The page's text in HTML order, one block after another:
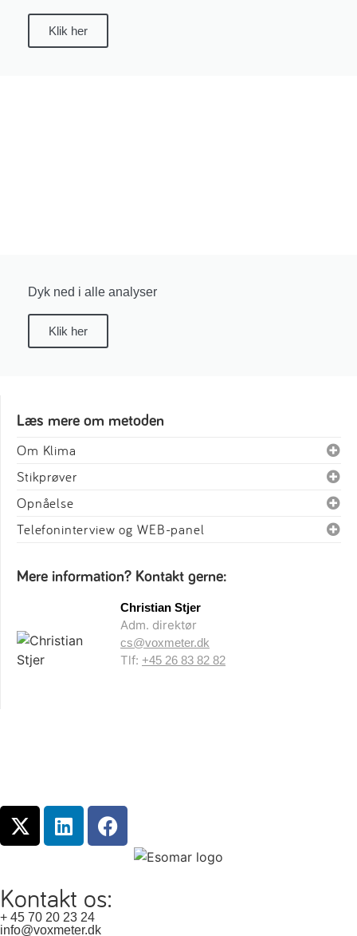
Klik her
Dyk ned i alle analyser
Klik her
Læs mere om metoden
Om Klima
Stikprøver
Opnåelse
Telefoninterview og WEB-panel
Mere information? Kontakt gerne:
Christian Stjer
Adm. direktør
cs@voxmeter.dk
Tlf: +45 26 83 82 82
Kontakt os:
+ 45 70 20 23 24
info@voxmeter.dk